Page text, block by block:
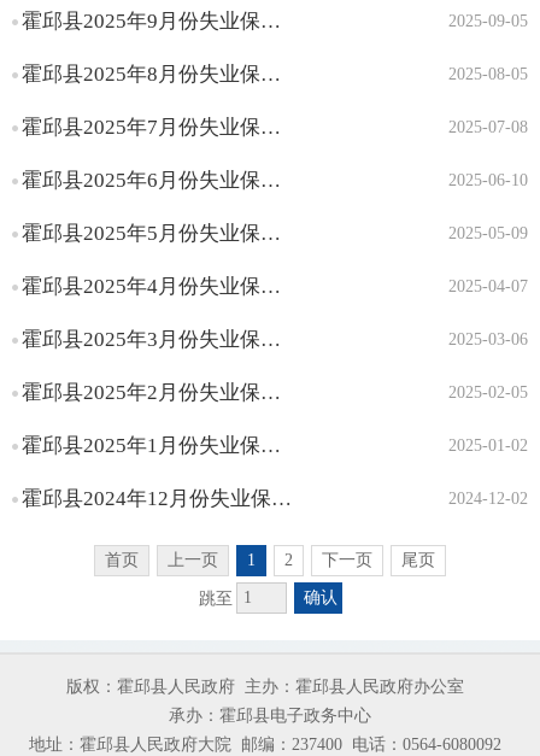
2025-09-05
霍邱县2025年9月份失业保险支持参保职工技能提升补贴人员名单公示
2025-08-05
霍邱县2025年8月份失业保险支持参保职工技能提升补贴人员名单公示
2025-07-08
霍邱县2025年7月份失业保险支持参保职工技能提升补贴人员名单公示
2025-06-10
霍邱县2025年6月份失业保险支持参保职工技能提升补贴人员名单公示
2025-05-09
霍邱县2025年5月份失业保险支持参保职工技能提升补贴人员名单公示
2025-04-07
霍邱县2025年4月份失业保险支持参保职工技能提升补贴人员名单公示
2025-03-06
霍邱县2025年3月份失业保险支持参保职工技能提升补贴人员名单公示
2025-02-05
霍邱县2025年2月份失业保险支持参保职工技能提升补贴人员名单公示
2025-01-02
霍邱县2025年1月份失业保险支持参保职工技能提升补贴人员名单公示
2024-12-02
霍邱县2024年12月份失业保险支持参保职工技能提升补贴人员名单公示
首页 上一页 1 2 下一页 尾页
跳至 确认
版权：霍邱县人民政府 主办：霍邱县人民政府办公室
承办：霍邱县电子政务中心
地址：霍邱县人民政府大院 邮编：237400 电话：0564-6080092